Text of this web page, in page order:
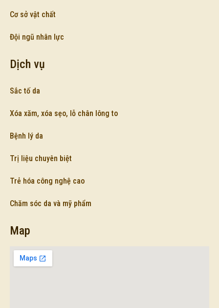
Cơ sở vật chất
Đội ngũ nhân lực
Dịch vụ
Sắc tố da
Xóa xăm, xóa sẹo, lỗ chân lông to
Bệnh lý da
Trị liệu chuyên biệt
Trẻ hóa công nghệ cao
Chăm sóc da và mỹ phẩm
Map